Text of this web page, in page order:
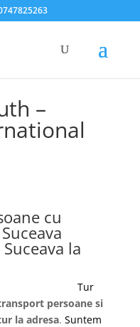
–
cu
la
Tur
persoane si
la adresa. Suntem